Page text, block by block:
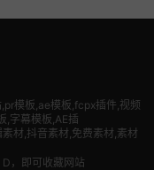
模板,ae模板,fcpx插件,视频
,字幕模板,AE插
材,抖音素材,免费素材,素材
，即可收藏网站